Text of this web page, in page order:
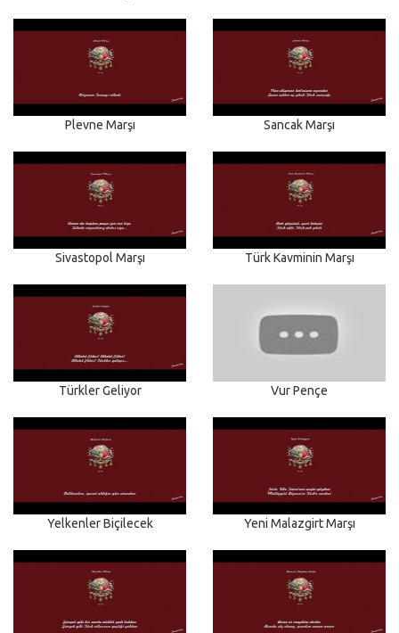
Plevne Marşı Sancak Marşı
Sivastopol Marşı Türk Kavminin Marşı
Türkler Geliyor Vur Pençe
Yelkenler Biçilecek Yeni Malazgirt Marşı